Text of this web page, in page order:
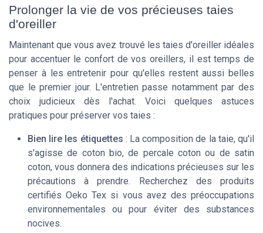
Prolonger la vie de vos précieuses taies
d'oreiller
Maintenant que vous avez trouvé les taies d'oreiller idéales
pour accentuer le confort de vos oreillers, il est temps de
penser à les entretenir pour qu'elles restent aussi belles
que le premier jour. L'entretien passe notamment par des
choix judicieux dès l'achat. Voici quelques astuces
pratiques pour préserver vos taies :
Bien lire les étiquettes : La composition de la taie, qu'il
s'agisse de coton bio, de percale coton ou de satin
coton, vous donnera des indications précieuses sur les
précautions à prendre. Recherchez des produits
certifiés Oeko Tex si vous avez des préoccupations
environnementales ou pour éviter des substances
nocives.